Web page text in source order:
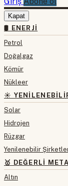
Kapat
🛢 ENERJI
Petrol
Doğalgaz
Kömür
Nükleer
☀️
Solar
Hidrojen
Rüzgar
Yenilenebilir
🥇 DEĞERLI
Altın